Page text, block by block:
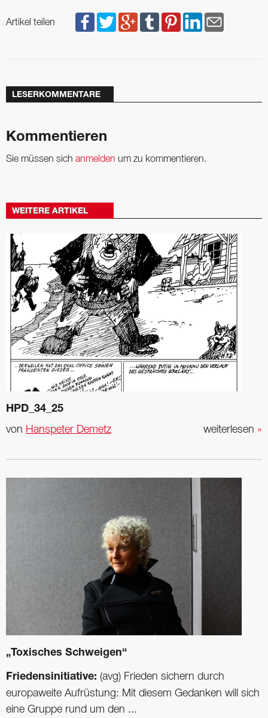
Artikel teilen
LESERKOMMENTARE
Kommentieren
Sie müssen sich anmelden um zu kommentieren.
WEITERE ARTIKEL
HPD_34_25
weiterlesen »
von Hanspeter Demetz
„Toxisches Schweigen“
Friedensinitiative: (avg) Frieden sichern durch
europaweite Aufrüstung: Mit diesem Gedanken will sich
eine Gruppe rund um den ...